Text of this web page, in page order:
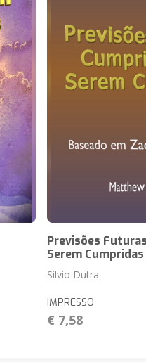
Previsões
Serem Cumpridas
Silvio Dutra
IMPRESSO
€ 7,58